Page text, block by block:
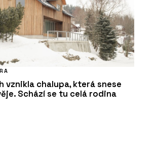
vznikla chalupa, která snese
Schází se tu celá rodina